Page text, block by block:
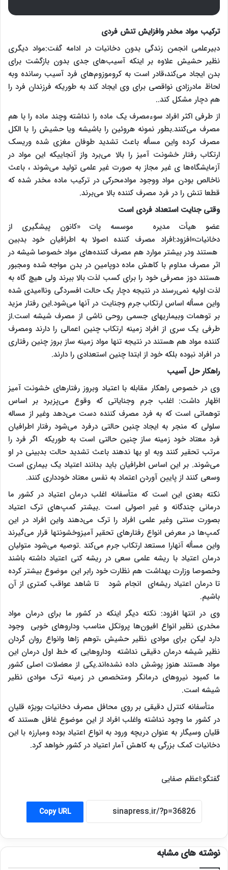
ترکیب مواد مخدر وافزایش تنش فردی
دبیرعلمی انجمن زندگی بدون دخانیات در ادامه گفت:مواد دیگری
نظیر حشیش علاوه بر اینکه آسیب‌های جدی بدون بازگشت برای
بدن ایجاد می‌کند،قادر است به کروموزوم‌های فرد آسیب رسانده وبه
لحاظ مادرزادی نواقصی برای وی ایجاد کند به طوریکه فرزندان فرد را
هم دچار مشکل کند..
از طرفی اکثر افراد سوءمصرف یک ماده را نداشته وچند ماده را با هم
مصرف می‌کنند.بطور نمونه هروئین را باشیشه ویا حشیش را با الکل
مصرف کرده واین مسأله باعث تشدید طوفان مغزی شده وریسک
ارتکاب رفتار خشونت آمیز را بالا می‌برد واز آنجاییکه این مواد در
آزمایشگاه‌ها ی غیر مجاز به صورت غیر علمی تولید می‌شوند ، باعث
ناخالص بودن مواد ووجود موادمحرکی در ترکیب ماده مخدر شده که
قطعا تنش را در فرد مصرف کننده بالا می‌برند.
وقتی جنایت استعداد فردی است
عضو هیأت مدیره موسسه پات «کانون پیشگیری از
دخانیات»افزود:افراد مصرف کننده اصولا به اطرافیان خود بدبین
هستند ودر بیشتر موارد هم مصرف کننده‌های مواد خصوصا شیشه در
اثر مصرف مداوم با کاهش ماده دوپامین در بدن مواجه شده ومجبور
هستند دوز مصرفی خود را برای کسب لذت بالا ببرند ولی هیچ گاه به
لذت اولیه نمی‌رسند در نتیجه دچار یک حالت افسردگی وناامیدی شده
واین مسأله اساس ارتکاب جرم وجنایت در آنها می‌شود.این رفتار مزید
بر توهمات وبیماریهای جسمی روحی ناشی از مصرف شیشه است.از
طرفی یک سری از افراد زمینه ارتکاب چنین اعمالی را دارند ومصرف
کننده مواد هم هستند در نتیجه تنها مواد زمینه ساز بروز چنین رفتاری
در افراد نبوده بلکه خود از ابتدا چنین استعدادی را دارند.
راهکار حل آسیب
وی در خصوص راهکار مقابله با اعتیاد وبروز رفتارهای خشونت آمیز
اظهار داشت: اغلب جرم وجنایاتی که وقوع می‌پزیرد بر اساس
توهماتی است که به فرد مصرف کننده دست می‌دهد وغیر از مساله
سلولی که منجر به ایجاد چنین حالتی درفرد می‌شود رفتار اطرافیان
فرد معتاد خود زمینه ساز چنین حالتی است به طوریکه اگر فرد را
مرتب تحقیر کنند وبه او بها ندهند باعث تشدید حالت بدبینی در او
می‌شوند. بر این اساس اطرافیان باید بدانند اعتیاد یک بیماری است
وسعی کنند از پایین آوردن اعتماد به نفس معتاد خودداری کنند.
نکته بعدی این است که متأسفانه اغلب درمان اعتیاد در کشور ما
درمانی چندگانه و غیر اصولی است .بیشتر کمپ‌های ترک اعتیاد
بصورت سنتی وغیر علمی افراد را ترک می‌دهند واین افراد در این
کمپ‌ها در معرض انواع رفتارهای تحقیر آمیزوخشونتها قرار می‌گیرند
واین مسأله آنهارا مستعد ارتکاب جرم می‌کند .توصیه می‌شود متولیان
درمان اعتیاد با ریشه علمی سعی در ریشه کنی اعتیاد داشته باشند
وخصوصا وزارت بهداشت هم نظارت خود رابر این موضوع بیشتر کرده
تا درمان اعتیاد ریشه‌ای انجام شود تا شاهد عواقب کمتری از آن
باشیم.
وی در انتها افزود: نکته دیگر اینکه در کشور ما برای درمان مواد
مخدری نظیر انواع افیون‌ها پروتکل مناسب وداروهای خوبی وجود
دارد لیکن برای موادی نظیر حشیش ،توهم زاها وانواع روان گردان
نظیر شیشه درمان دقیقی نداشته وداروهایی که خط اول درمان این
مواد هستند هنوز پوشش داده نشده‌اند.یکی از معضلات اصلی کشور
ما کمبود نیروهای درمانگر ومتخصص در زمینه ترک موادی نظیر
شیشه است.
متأسفانه کنترل دقیقی بر روی محافل مصرف دخانیات بویژه قلیان
در کشور ما وجود نداشته واغلب افراد از این موضوع غافل هستند که
قلیان وسیگار به عنوان دریچه ورود به انواع اعتیاد بوده ومبارزه با این
دخانیات کمک بزرگی به کاهش آمار اعتیاد در کشور خواهد کرد.
گفتگو:اعظم صفایی
Copy URL
نوشته های مشابه